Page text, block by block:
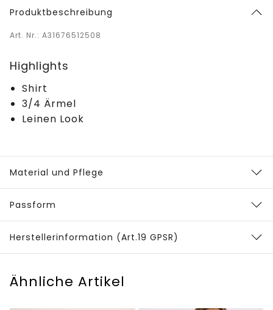
Produktbeschreibung
Art. Nr.: A31676512508
Highlights
Shirt
3/4 Ärmel
Leinen Look
Material und Pflege
Passform
Herstellerinformation (Art.19 GPSR)
Ähnliche Artikel